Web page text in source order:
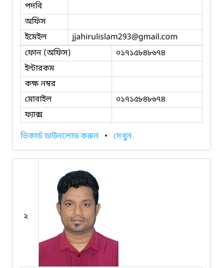
পদবি
অফিস
ইমেইল
jjahirulislam293@gmail.com
ফোন (অফিস)
০১৭১৫৮৪৮৬৭৪
ইন্টারকম
কক্ষ নম্বর
মোবাইল
০১৭১৫৮৪৮৬৭৪
ফ্যাক্স
ভিকার্ড ডাউনলোড করুন • দেখুন
২